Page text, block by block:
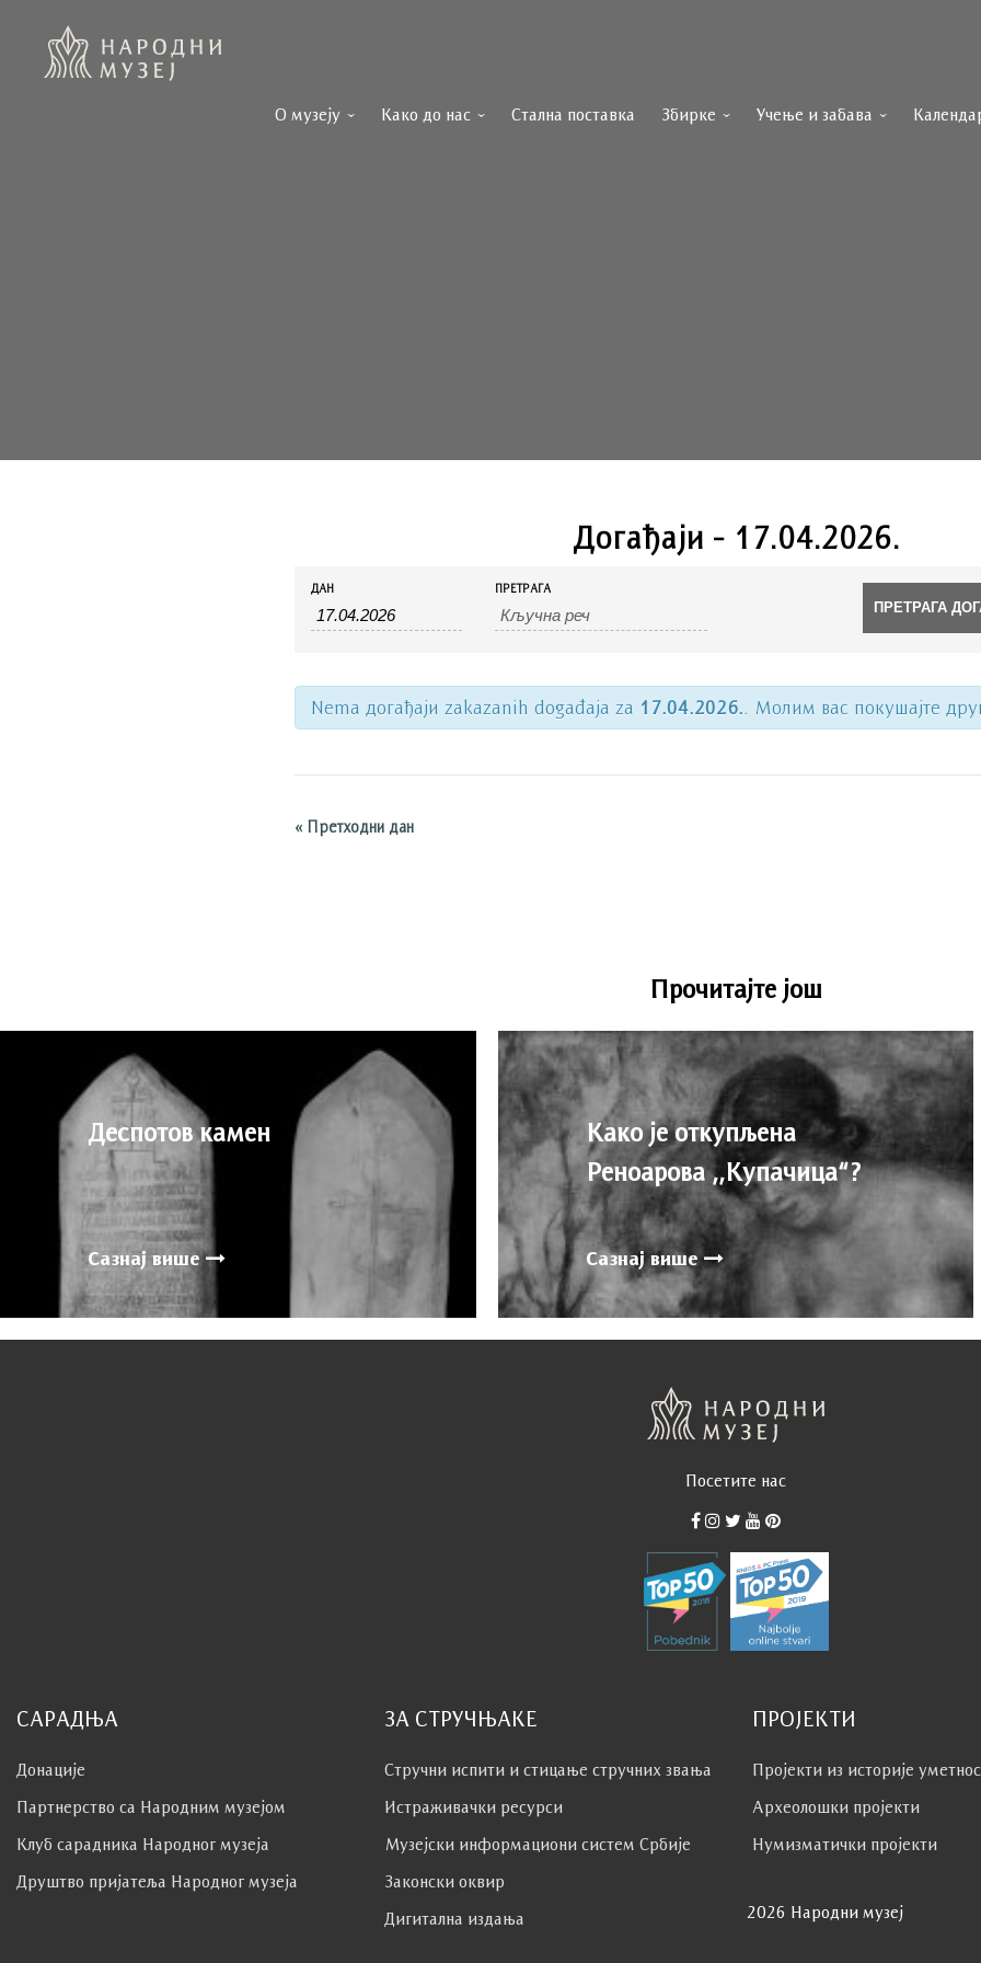
О музеју Како до нас Стална поставка Збирке Учење и забава
Догађаји - 17.04.2026.
Догађаји
Search
and
Догађаји
Search
ДАН ПРЕТРАГА
Nema догађаји zakazanih događaja za 17.04.2026.. Молим вас покушајте
«Претходни дан
Прочитајте још
Деспотов камен
Сазнај више
Како је откупљена
Реноарова ,,Купачица“?
Сазнај више
Посетите нас
САРАДЊА
Донације
Партнерство са Народним музејoм
Клуб сaрaдникa Народног музеја
Друштво пријатеља Народног музеја
ЗА СТРУЧЊАКЕ
Стручни испити и стицање стручних звања
Истраживачки ресурси
Музејски информациони систем Србије
Законски оквир
Дигитална издања
ПРОЈЕКТИ
Пројекти из историје
Археолошки пројекти
Нумизматички пројекти
2026 Народни музеј